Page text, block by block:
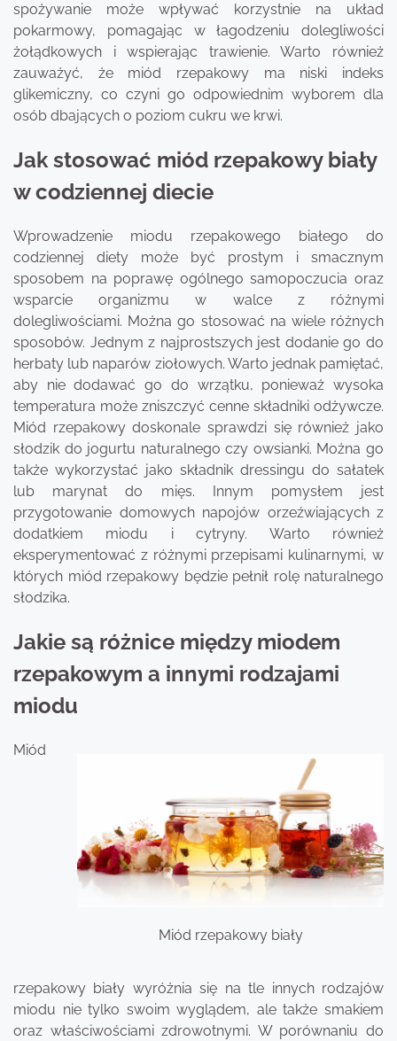
spożywanie może wpływać korzystnie na układ
pokarmowy, pomagając w łagodzeniu dolegliwości
żołądkowych i wspierając trawienie. Warto również
zauważyć, że miód rzepakowy ma niski indeks
glikemiczny, co czyni go odpowiednim wyborem dla
osób dbających o poziom cukru we krwi.
Jak stosować miód rzepakowy biały
w codziennej diecie
Wprowadzenie miodu rzepakowego białego do
codziennej diety może być prostym i smacznym
sposobem na poprawę ogólnego samopoczucia oraz
wsparcie organizmu w walce z różnymi
dolegliwościami. Można go stosować na wiele różnych
sposobów. Jednym z najprostszych jest dodanie go do
herbaty lub naparów ziołowych. Warto jednak pamiętać,
aby nie dodawać go do wrzątku, ponieważ wysoka
temperatura może zniszczyć cenne składniki odżywcze.
Miód rzepakowy doskonale sprawdzi się również jako
słodzik do jogurtu naturalnego czy owsianki. Można go
także wykorzystać jako składnik dressingu do sałatek
lub marynat do mięs. Innym pomysłem jest
przygotowanie domowych napojów orzeźwiających z
dodatkiem miodu i cytryny. Warto również
eksperymentować z różnymi przepisami kulinarnymi, w
których miód rzepakowy będzie pełnił rolę naturalnego
słodzika.
Jakie są różnice między miodem
rzepakowym a innymi rodzajami
miodu
Miód rzepakowy biały
Miód
rzepakowy biały wyróżnia się na tle innych rodzajów
miodu nie tylko swoim wyglądem, ale także smakiem
oraz właściwościami zdrowotnymi. W porównaniu do